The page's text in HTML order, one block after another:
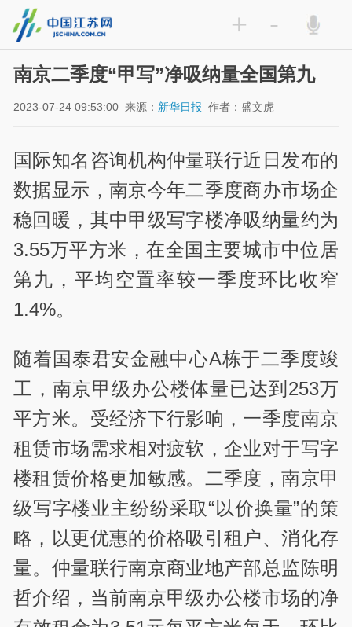
+ -
南京二季度“甲写”净吸纳量全国第九
2023-07-24 09:53:00 来源： 新华日报 作者：盛文虎
国际知名咨询机构仲量联行近日发布的
数据显示，南京今年二季度商办市场企
稳回暖，其中甲级写字楼净吸纳量约为
3.55万平方米，在全国主要城市中位居
第九，平均空置率较一季度环比收窄
1.4%。
随着国泰君安金融中心A栋于二季度竣
工，南京甲级办公楼体量已达到253万
平方米。受经济下行影响，一季度南京
租赁市场需求相对疲软，企业对于写字
楼租赁价格更加敏感。二季度，南京甲
级写字楼业主纷纷采取“以价换量”的策
略，以更优惠的价格吸引租户、消化存
量。仲量联行南京商业地产部总监陈明
哲介绍，当前南京甲级办公楼市场的净